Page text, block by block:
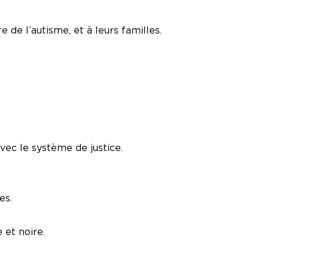
de l’autisme, et à leurs familles.
le système de justice.
et noire.